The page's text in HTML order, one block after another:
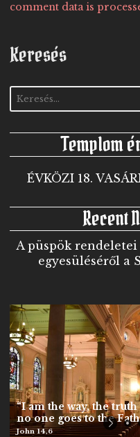
comment data is
Keresés
Templom
ÉVKÖZI 18.
Recent
A püspök rendeletei
egyesüléséről a
“I am the way, the
no one goes to the
John 14,6